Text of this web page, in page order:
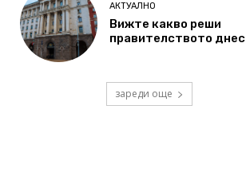
АКТУАЛНО
Вижте какво реши
правителството днес
зареди още